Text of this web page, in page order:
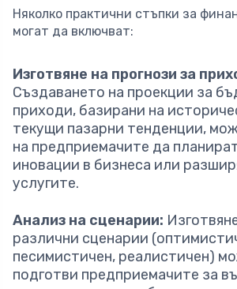
Няколко практични стъпки за
могат да включват:
Изготвяне на прогнози за
Създаването на проекции за
приходи, базирани на
текущи пазарни тенденции,
на предприемачите да
иновации в бизнеса или
услугите.
Анализ на сценарии:
различни сценарии
песимистичен, реалистичен)
подготви предприемачите за